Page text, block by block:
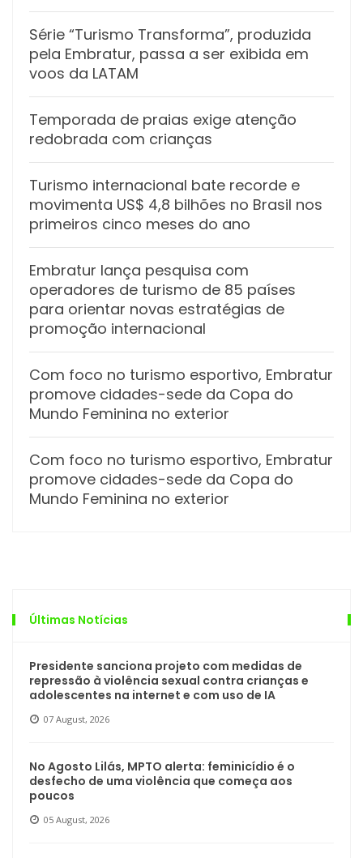
Série “Turismo Transforma”, produzida
pela Embratur, passa a ser exibida em
voos da LATAM
Temporada de praias exige atenção
redobrada com crianças
Turismo internacional bate recorde e
movimenta US$ 4,8 bilhões no Brasil nos
primeiros cinco meses do ano
Embratur lança pesquisa com
operadores de turismo de 85 países
para orientar novas estratégias de
promoção internacional
Com foco no turismo esportivo, Embratur
promove cidades-sede da Copa do
Mundo Feminina no exterior
Com foco no turismo esportivo, Embratur
promove cidades-sede da Copa do
Mundo Feminina no exterior
Últimas Notícias
Presidente sanciona projeto com medidas de
repressão à violência sexual contra crianças e
adolescentes na internet e com uso de IA
07 August, 2026
No Agosto Lilás, MPTO alerta: feminicídio é o
desfecho de uma violência que começa aos
poucos
05 August, 2026